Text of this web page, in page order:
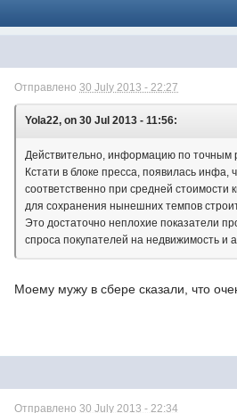
Отправлено30 July 2013 - 22:27
Yola22, on 30 Jul 2013 - 11:56:
Действительно, информацию по точным
Кстати в блоке пресса, появилась
соответственно при средней
для сохранения нынешних темпов
Это достаточно неплохие показатели
спроса покупателей на недвижимость и
Моему мужу в сбере сказали, что
Отправлено30 July 2013 - 22:34